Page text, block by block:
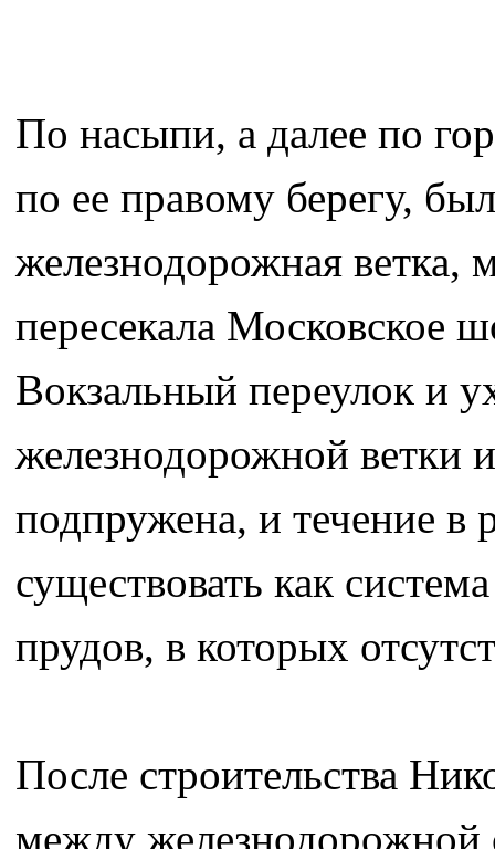
По насыпи, а далее по
по ее правому берегу,
железнодорожная ветка,
пересекала Московское
Вокзальный переулок и
железнодорожной ветки
подпружена, и течение в
существовать как
прудов, в которых
После строительства
между железнодорожной